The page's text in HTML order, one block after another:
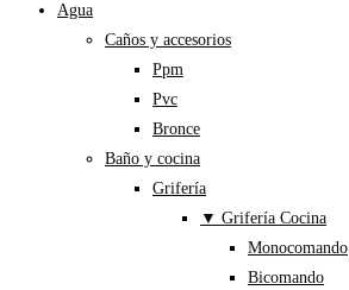
Agua
Caños y accesorios
Ppm
Pvc
Bronce
Baño y cocina
Grifería
▼ Grifería Cocina
Monocomando
Bicomando